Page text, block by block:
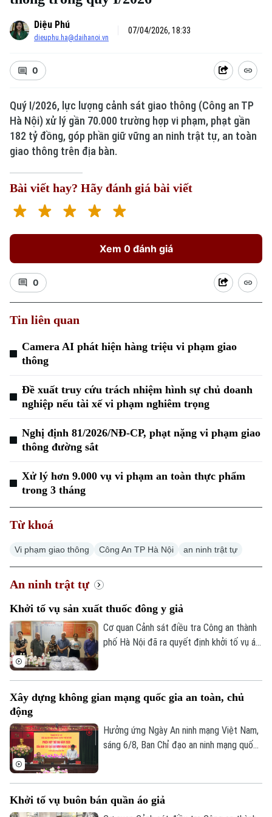
Xu hướng
Diệu Phú
dieuphu.ha@daihanoi.vn
07/04/2026, 18:33
0
Quý I/2026, lực lượng cảnh sát giao thông (Công an TP
Hà Nội) xử lý gần 70.000 trường hợp vi phạm, phạt gần
182 tỷ đồng, góp phần giữ vững an ninh trật tự, an toàn
giao thông trên địa bàn.
Bài viết hay? Hãy đánh giá bài viết
Xem 0 đánh giá
0
Tin liên quan
Camera AI phát hiện hàng triệu vi phạm giao
thông
Đề xuất truy cứu trách nhiệm hình sự chủ doanh
nghiệp nếu tài xế vi phạm nghiêm trọng
Nghị định 81/2026/NĐ-CP, phạt nặng vi phạm giao
thông đường sắt
Xử lý hơn 9.000 vụ vi phạm an toàn thực phẩm
trong 3 tháng
Từ khoá
Vi phạm giao thông Công An TP Hà Nội an ninh trật tự
An ninh trật tự
Khởi tố vụ sản xuất thuốc đông y giả
Cơ quan Cảnh sát điều tra Công an thành
phố Hà Nội đã ra quyết định khởi tố vụ án,
Tiến, tỉnh Phú Thọ) về hành vi "Sản xuất,
theo khoản 1, Điều 194 Bộ luật Hình sự.
Xây dựng không gian mạng quốc gia an toàn, chủ
động
Hưởng ứng Ngày An ninh mạng Việt Nam,
sáng 6/8, Ban Chỉ đạo an ninh mạng quốc
Khởi tố vụ buôn bán quần áo giả